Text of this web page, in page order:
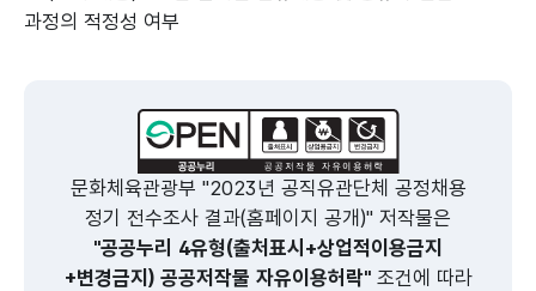
과정의 적정성 여부
문화체육관광부 "2023년 공직유관단체 공정채용
정기 전수조사 결과(홈페이지 공개)" 저작물은
"공공누리 4유형(출처표시+상업적이용금지
+변경금지) 공공저작물 자유이용허락"조건에 따라